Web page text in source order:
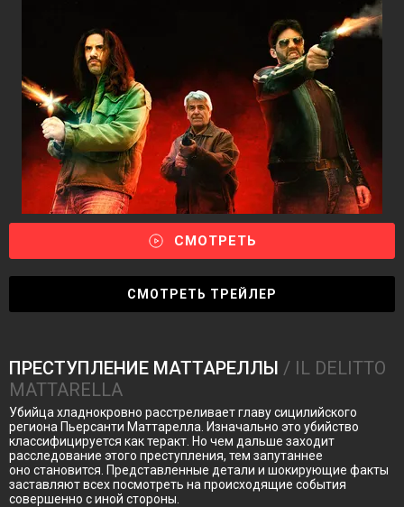
СМОТРЕТЬ
СМОТРЕТЬ ТРЕЙЛЕР
ПРЕСТУПЛЕНИЕ МАТТАРЕЛЛЫ / IL DELITTO
MATTARELLA
Убийца хладнокровно расстреливает главу сицилийского
региона Пьерсанти Маттарелла. Изначально это убийство
классифицируется как теракт. Но чем дальше заходит
расследование этого преступления, тем запутаннее
оно становится. Представленные детали и шокирующие факты
заставляют всех посмотреть на происходящие события
совершенно с иной стороны.